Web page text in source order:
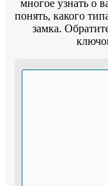
многое узнать о
понять, какого
замка.